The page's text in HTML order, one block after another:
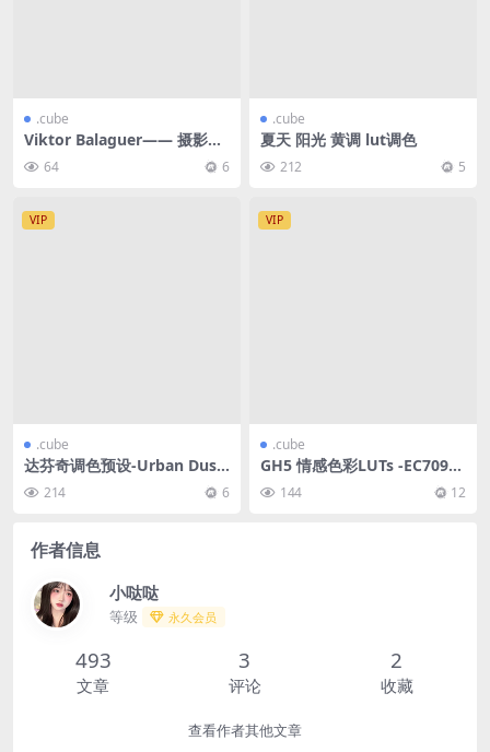
.cube
Viktor Balaguer—— 摄影机
预设64 6
.cube
夏天 阳光 黄调 lut调色
212 5
VIP
.cube
达芬奇调色预设-Urban Dusk
LUT-4款 – LOG模式调色
214 6
VIP
.cube
GH5 情感色彩LUTs -EC709/L
ogC/HLG/Cine-D
144 12
作者信息
小哒哒
等级 永久会员
493
文章
3
评论
2
收藏
查看作者其他文章